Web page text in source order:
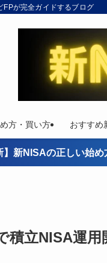
FPが完全ガイドするブログ
方・買い方 おすすめ
】新NISAの正しい始
積立NISA運